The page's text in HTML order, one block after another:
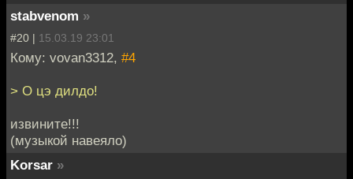
stabvenom »
#20 | 15.03.19 23:01
Кому: vovan3312, #4
> О цэ дилдо!
извините!!!
(музыкой навеяло)
Korsar »